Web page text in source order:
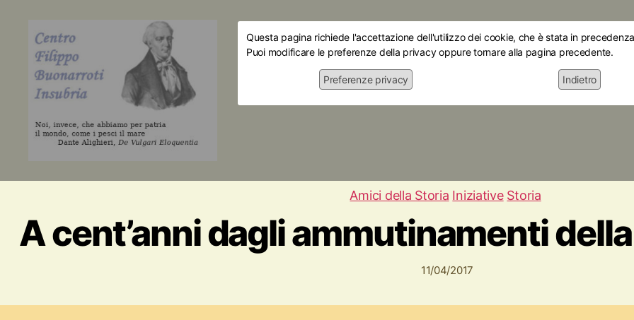
Home Le mostre
Questa pagina richiede l'accettazione dell'utilizzo dei cookie, che è stata in
Puoi modificare le preferenze della privacy oppure tornare alla pagina precedente.
Preferenze privacy Indietro
Amici della Storia Iniziative Storia
A cent’anni dagli ammutinamenti
11/04/2017